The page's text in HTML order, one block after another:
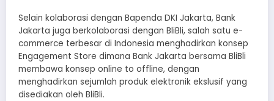
Selain kolaborasi dengan Bapenda DKI Jakarta, Bank
Jakarta juga berkolaborasi dengan BliBli, salah satu e-
commerce terbesar di Indonesia menghadirkan konsep
Engagement Store dimana Bank Jakarta bersama BliBli
membawa konsep online to offline, dengan
menghadirkan sejumlah produk elektronik ekslusif yang
disediakan oleh BliBli.